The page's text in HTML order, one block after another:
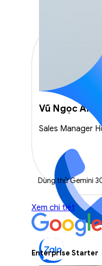
Vũ Ngọc Anh
Sales Manager
Dùng thử Gemini
Xem chi tiết
Enterprise Starter